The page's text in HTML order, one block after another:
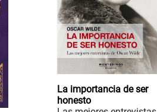
La importancia de ser
honesto